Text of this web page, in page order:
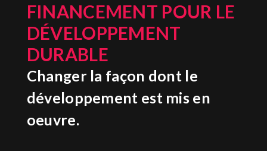
FINANCEMENT POUR LE
DÉVELOPPEMENT
DURABLE
Changer la façon dont le
développement est mis en
oeuvre.